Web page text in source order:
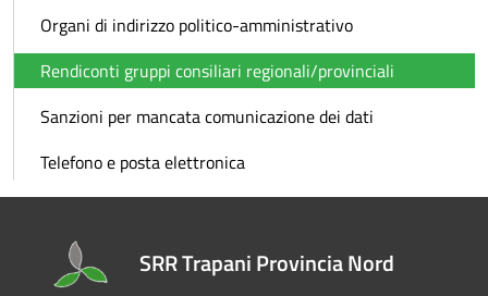
Organi di indirizzo politico-amministrativo
Rendiconti gruppi consiliari regionali/provinciali
Sanzioni per mancata comunicazione dei dati
Telefono e posta elettronica
SRR Trapani Provincia Nord